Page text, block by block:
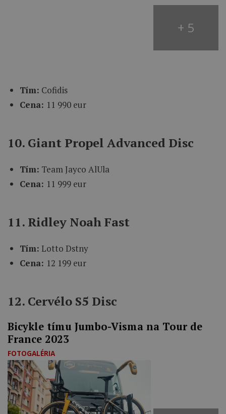
+ 5
Tím: Cofidis
Cena: 11 990 eur
10. Giant Propel Advanced Disc
Tím: Team Jayco AlUla
Cena: 11 999 eur
11. Ridley Noah Fast
Tím: Lotto Dstny
Cena: 12 199 eur
12. Cervélo S5 Disc
Bicykle tímu Jumbo-Visma na Tour de
France 2023
FOTOGALÉRIA